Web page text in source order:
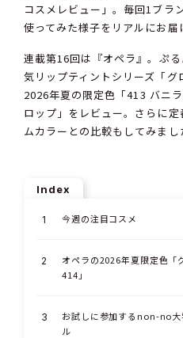
コスメレビュー」。毎回1ブラ
使ってみた様子をリアルにお届
連載第16回は『オペラ』。ぷ
気リップティントシリーズ「グ
2026年夏の限定色「413 バニ
ロップ」をレビュー。さらに
ムカラーとの比較もしてみまし
Index
今週の注目コスメ
オペラの2026年夏限定色「
414」
お試しに参加するnon-no大
ル